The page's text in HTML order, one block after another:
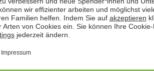
Qualifikation als
und die Ambulanten
oder Teilzeit (min. 34 bis max. 38,5